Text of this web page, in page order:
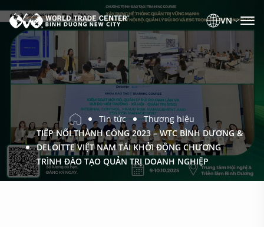
VN
Tin tức
Thương hiệu
TIẾP NỐI THÀNH CÔNG 2023 – WTC BÌNH DƯƠNG &
DELOITTE VIỆT NAM TÁI KHỞI ĐỘNG CHƯƠNG
TRÌNH ĐÀO TẠO QUẢN TRỊ DOANH NGHIỆP